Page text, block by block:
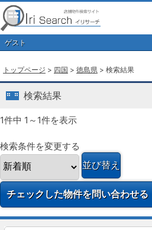
ゲスト
トップページ > 四国 > 徳島県 > 検索結果
検索結果
1件中 1～1件を表示
検索条件を変更する